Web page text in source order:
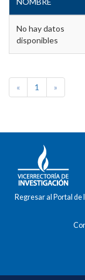
No hay datos
disponibles
« 1 »
Regresar al Portal de